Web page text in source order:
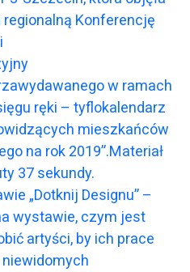
Konferencję
w ramach
ręki – tyflokalendarz
mieszkańców
na rok 2019”.Materiał
37 sekundy.
„Dotknij Designu” –
wystawie, czym jest
artyści, by ich prace
niewidomych